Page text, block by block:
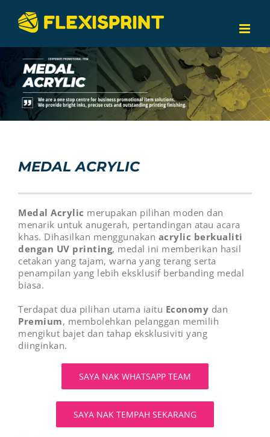
content
MEDAL ACRYLIC
Medal Acrylic merupakan pilihan moden dan
menarik untuk anugerah, pertandingan atau acara
khas. Dihasilkan menggunakan acrylic berkualiti
dengan UV printing, medal ini memberikan hasil
cetakan yang tajam, warna yang terang serta
penampilan yang lebih eksklusif berbanding medal
biasa.
Terdapat dua pilihan utama iaitu Economy dan
Premium, membolehkan pelanggan memilih
mengikut bajet dan tahap eksklusiviti yang
diinginkan.
SAYA NAK WHATSAPP TEAM
SAYA NAK TEMPAH SEKARANG